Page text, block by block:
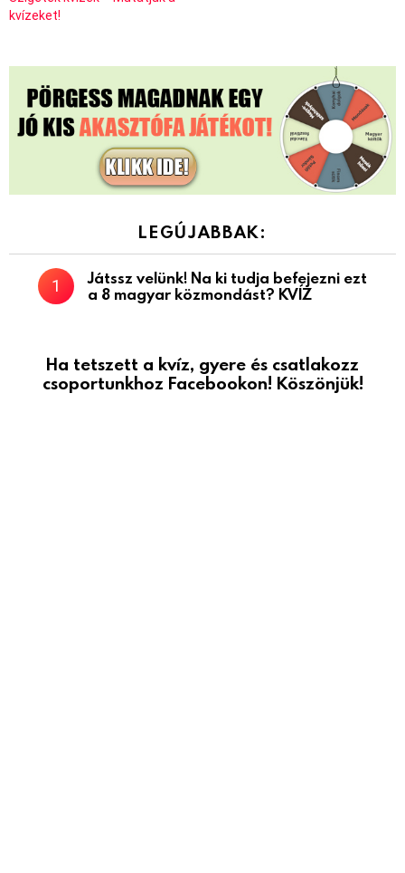
kvízeket!
LEGÚJABBAK:
Játssz velünk! Na ki tudja befejezni ezt
a 8 magyar közmondást? KVÍZ
Ha tetszett a kvíz, gyere és csatlakozz
csoportunkhoz Facebookon! Köszönjük!